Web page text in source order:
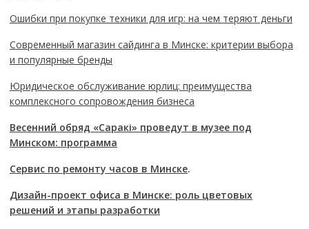
Ошибки при покупке техники для игр: на чем теряют деньги
Современный магазин сайдинга в Минске: критерии выбора
и популярные бренды
Юридическое обслуживание юрлиц: преимущества
комплексного сопровождения бизнеса
Весенний обряд «Саракі» проведут в музее под
Минском: программа
Сервис по ремонту часов в Минске.
Дизайн-проект офиса в Минске: роль цветовых
решений и этапы разработки